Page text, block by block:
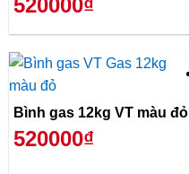
Bình gas 12kg VT màu đỏ
520000₫